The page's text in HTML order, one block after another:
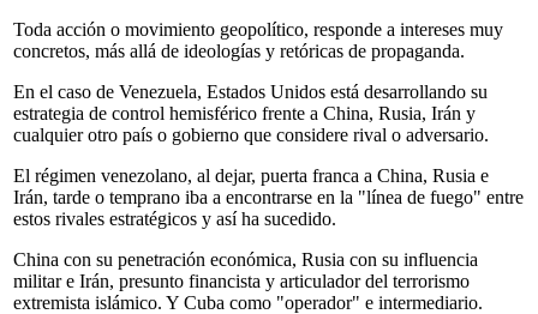
Toda acción o movimiento geopolítico, responde a intereses muy
concretos, más allá de ideologías y retóricas de propaganda.
En el caso de Venezuela, Estados Unidos está desarrollando su
estrategia de control hemisférico frente a China, Rusia, Irán y
cualquier otro país o gobierno que considere rival o adversario.
El régimen venezolano, al dejar, puerta franca a China, Rusia e
Irán, tarde o temprano iba a encontrarse en la "línea de fuego" entre
estos rivales estratégicos y así ha sucedido.
China con su penetración económica, Rusia con su influencia
militar e Irán, presunto financista y articulador del terrorismo
extremista islámico. Y Cuba como "operador" e intermediario.